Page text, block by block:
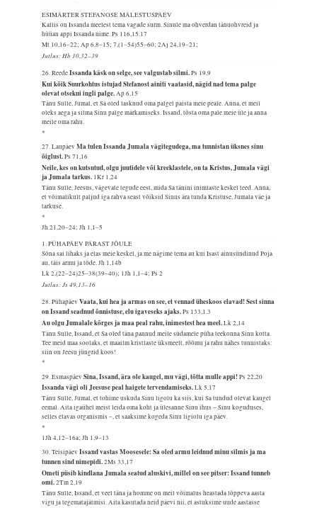
ESIMÄRTER STEFANOSE MÄLESTUSPÄEV
Kallis on Issanda meelest tema vagade surm. Sinule ma ohverdan tänuohvreid ja
hüüan appi Issanda nime.Ps 116,15.17
Mt 10,16–22; Ap 6,8–15; 7,(1–54)55–60; 2Aj 24,19–21;
Jutlus: Hb 10,32–39
26. ReedeIssanda käsk on selge, see valgustab silmi.Ps 19,9
Kui kõik Suurkohtus istujad Stefanost ainiti vaatasid, nägid nad tema palge
olevat otsekui ingli palge.Ap 6,15
Tänu Sulle, Jumal, et Sa oled lasknud oma palgel paista meie peale. Anna, et meil
oleks aega ja silma Sinu palge märkamiseks. Issand, tõsta oma pale meie üle ja anna
meile oma rahu.
*
27. LaupäevMa tulen Issanda Jumala vägitegudega, ma tunnistan üksnes sinu
õiglust.Ps 71,16
Neile, kes on kutsutud, olgu juutidele või kreeklastele, on ta Kristus, Jumala vägi
ja Jumala tarkus. 1Kr 1,24
Tänu Sulle, Jeesus, vägevate tegude eest, mida Sa tänini inimlaste keskel teed. Anna,
et võimalikult paljud iga rahva seast võiksid Sinus ära tunda Kristuse, Jumala väe ja
tarkuse.
*
Jh 21,20–24; Jh 1,1–5
1. PÜHAPÄEV PÄRAST JÕULE
Sõna sai lihaks ja elas meie keskel, ja me nägime tema au kui Isast ainusündinud Poja
au, täis armu ja tõde.Jh 1,14b
Lk 2,(22–24)25–38(39–40); 1Jh 1,1–4; Ps 2
Jutlus: Js 49,13–16
28. PühapäevVaata, kui hea ja armas on see, et vennad üheskoos elavad! Sest sinna
on Issand seadnud õnnistuse, elu igaveseks ajaks.Ps 133,1.3
Au olgu Jumalale kõrges ja maa peal rahu, inimestest hea meel.Lk 2,14
Tänu Sulle, Issand, et Sa oled täna pannud meile südamele püha teekonna Sinu kotta.
Tee meid maa soolaks, et maailm kristlaste üksmeelt, rõõmu ja rahu nähes tunnistaks:
siin on Jeesu jüngrid koos!
*
29. EsmaspäevSina, Issand, ära ole kaugel, mu vägi, tõtta mulle appi!Ps 22,20
Issanda vägi oli Jeesuse peal haigete tervendamiseks.Lk 5,17
Tänu Sulle, Jumal, et tohime uskuda Sinu ligolu ka siis, kui Sa tundud olevat kaugel
eemal. Aita igaühel meist leida oma koht ja ülesanne Sinu ihus – Sinu koguduses,
selles elavas organismis –, et saaksime kogeda Sinu ligiolu iga päev.
*
1Jh 4,12–16a; Jh 1,9–13
30. TeisipäevIssand vastas Moosesele: Sa oled armu leidnud minu silmis ja ma
tunnen sind nimepidi.2Ms 33,17
Ometi püsib kindlana Jumala seatud aluskivi, millel on see pitser: Issand tunneb
omi.2Tm 2,19
Tänu Sulle, Issand, et veel täna ja homme on meil võimalus heastada lõppeva aasta
vigu ja tegematajätmisi. Aita kasutada neid päevi nii, et astuksime uude aastasse